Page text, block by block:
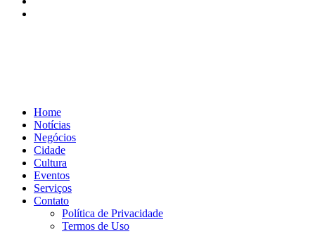
Home
Notícias
Negócios
Cidade
Cultura
Eventos
Serviços
Contato
Política de Privacidade
Termos de Uso